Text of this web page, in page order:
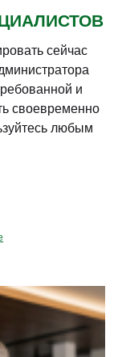
сейчас
и
своевременно
любым